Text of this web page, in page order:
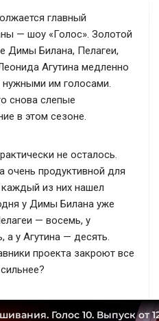
главный
— шоу «Голос». Золотой
Димы Билана, Пелагеи,
Агутина медленно
им голосами.
снова слепые
в этом сезоне.
не осталось.
продуктивной для
каждый из них нашел
у Димы Билана уже
— восемь, у
а у Агутина — десять.
проекта закроют все